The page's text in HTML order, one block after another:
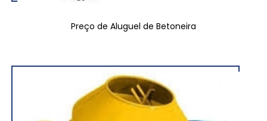
Preço de Aluguel de Betoneira